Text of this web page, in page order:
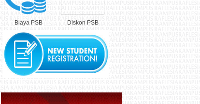
Biaya PSB Diskon PSB